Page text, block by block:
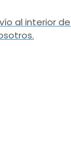
al interior